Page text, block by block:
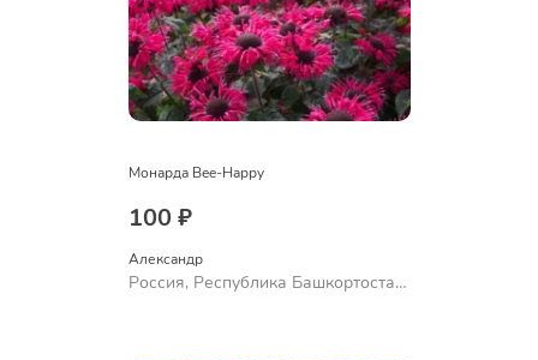
Монарда Bee-Happy
100 ₽
Александр
Россия, Республика Башкортостан,